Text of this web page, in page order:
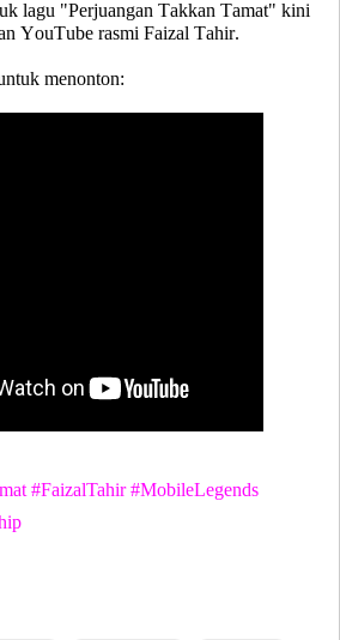
lagu "Perjuangan Takkan Tamat" kini
YouTube rasmi Faizal Tahir.
menonton:
#FaizalTahir #MobileLegends